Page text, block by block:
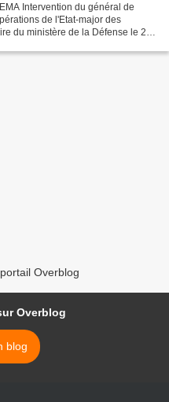
Intervention du général de
de l'Etat-major des
du ministère de la Défense le 28
Overblog
Overblog
blog